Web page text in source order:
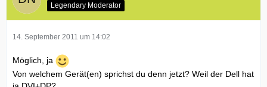
Legendary Moderator
14. September 2011 um 14:02
Möglich, ja
Von welchem Gerät(en) sprichst du denn jetzt? Weil der Dell hat